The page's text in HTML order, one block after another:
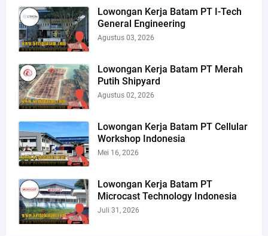
Lowongan Kerja Batam PT I-Tech
General Engineering
Agustus 03, 2026
Lowongan Kerja Batam PT Merah
Putih Shipyard
Agustus 02, 2026
Lowongan Kerja Batam PT Cellular
Workshop Indonesia
Mei 16, 2026
Lowongan Kerja Batam PT
Microcast Technology Indonesia
Juli 31, 2026